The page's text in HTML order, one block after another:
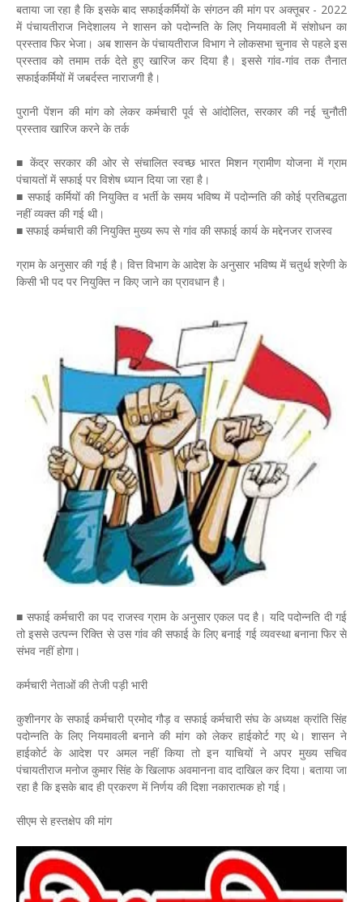
बताया जा रहा है कि इसके बाद सफाईकर्मियों के संगठन की मांग पर अक्तूबर - 2022
में पंचायतीराज निदेशालय ने शासन को पदोन्नति के लिए नियमावली में संशोधन का
प्रस्ताव फिर भेजा। अब शासन के पंचायतीराज विभाग ने लोकसभा चुनाव से पहले इस
प्रस्ताव को तमाम तर्क देते हुए खारिज कर दिया है। इससे गांव-गांव तक तैनात
सफाईकर्मियों में जबर्दस्त नाराजगी है।
पुरानी पेंशन की मांग को लेकर कर्मचारी पूर्व से आंदोलित, सरकार की नई चुनौती
प्रस्ताव खारिज करने के तर्क
■ केंद्र सरकार की ओर से संचालित स्वच्छ भारत मिशन ग्रामीण योजना में ग्राम
पंचायतों में सफाई पर विशेष ध्यान दिया जा रहा है।
■ सफाई कर्मियों की नियुक्ति व भर्ती के समय भविष्य में पदोन्नति की कोई प्रतिबद्धता
नहीं व्यक्त की गई थी।
■ सफाई कर्मचारी की नियुक्ति मुख्य रूप से गांव की सफाई कार्य के मद्देनजर राजस्व
ग्राम के अनुसार की गई है। वित्त विभाग के आदेश के अनुसार भविष्य में चतुर्थ श्रेणी के
किसी भी पद पर नियुक्ति न किए जाने का प्रावधान है।
■ सफाई कर्मचारी का पद राजस्व ग्राम के अनुसार एकल पद है। यदि पदोन्नति दी गई
तो इससे उत्पन्न रिक्ति से उस गांव की सफाई के लिए बनाई गई व्यवस्था बनाना फिर से
संभव नहीं होगा।
कर्मचारी नेताओं की तेजी पड़ी भारी
कुशीनगर के सफाई कर्मचारी प्रमोद गौड़ व सफाई कर्मचारी संघ के अध्यक्ष क्रांति सिंह
पदोन्नति के लिए नियमावली बनाने की मांग को लेकर हाईकोर्ट गए थे। शासन ने
हाईकोर्ट के आदेश पर अमल नहीं किया तो इन याचियों ने अपर मुख्य सचिव
पंचायतीराज मनोज कुमार सिंह के खिलाफ अवमानना वाद दाखिल कर दिया। बताया जा
रहा है कि इसके बाद ही प्रकरण में निर्णय की दिशा नकारात्मक हो गई।
सीएम से हस्तक्षेप की मांग